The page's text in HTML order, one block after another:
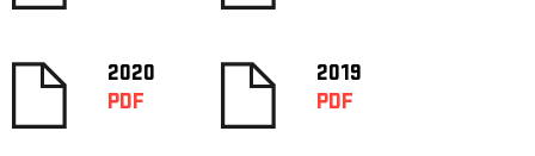
2020
PDF
2019
PDF